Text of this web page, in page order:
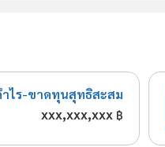
ำไร-ขาดทุนสุทธิสะสม
xxx,xxx,xxx ฿